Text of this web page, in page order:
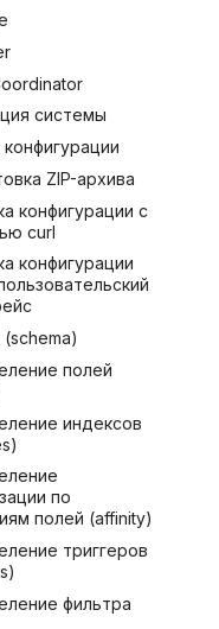
системы
конфигурации
ZIP-архива
конфигурации с
curl
конфигурации
полей
индексов
по
полей (affinity)
триггеров
фильтра